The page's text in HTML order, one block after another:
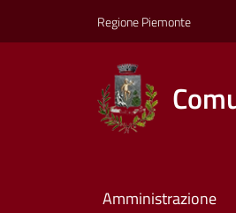
Regione Piemonte
Amministrazione